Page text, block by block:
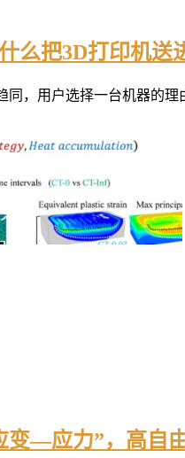
么把3D打印机送
，用户选择一台机器的理
—应力”，高自